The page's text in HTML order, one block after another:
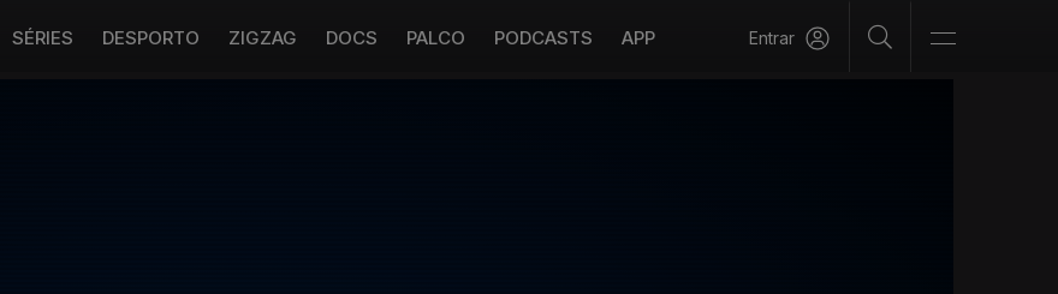
SÉRIES DESPORTO ZIGZAG DOCS PALCO PODCASTS APP Entrar